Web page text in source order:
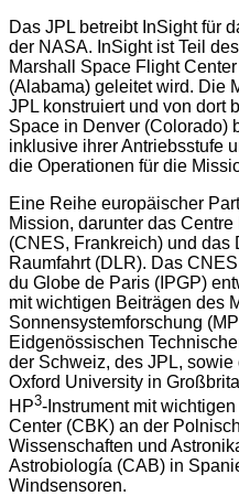
Das JPL betreibt InSight für
der NASA. InSight ist Teil
Marshall Space Flight
(Alabama) geleitet wird. Die
JPL konstruiert und von dort
Space in Denver (Colorado)
inklusive ihrer Antriebsstufe
die Operationen für die
Eine Reihe europäischer
Mission, darunter das
(CNES, Frankreich) und das
Raumfahrt (DLR). Das
du Globe de Paris (IPGP)
mit wichtigen Beiträgen des
Sonnensystemforschung
Eidgenössischen
der Schweiz, des JPL,
Oxford University in
HP3-Instrument mit
Center (CBK) an der
Wissenschaften und
Astrobiología (CAB) in
Windsensoren.